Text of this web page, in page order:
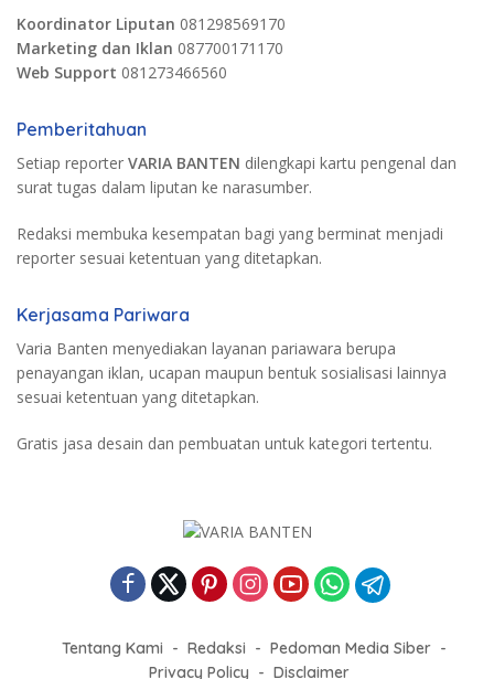
Koordinator Liputan 081298569170
Marketing dan Iklan 087700171170
Web Support 081273466560
Pemberitahuan
Setiap reporter VARIA BANTEN dilengkapi kartu pengenal dan
surat tugas dalam liputan ke narasumber.
Redaksi membuka kesempatan bagi yang berminat menjadi
reporter sesuai ketentuan yang ditetapkan.
Kerjasama Pariwara
Varia Banten menyediakan layanan pariawara berupa
penayangan iklan, ucapan maupun bentuk sosialisasi lainnya
sesuai ketentuan yang ditetapkan.
Gratis jasa desain dan pembuatan untuk kategori tertentu.
Tentang Kami Redaksi
Pedoman Media Siber
Privacy Policy
Disclaimer